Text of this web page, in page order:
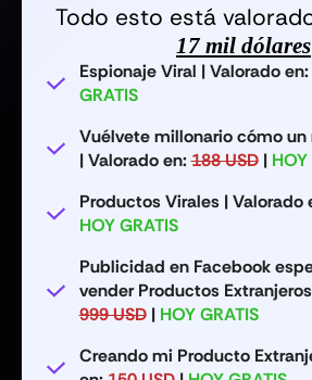
Todo esto está
17 mil dólares
Espionaje Viral | Valorado en:
GRATIS
Vuélvete millonario cómo un
| Valorado en:188 USD| HOY
Productos Virales | Valorado
HOY GRATIS
Publicidad en Facebook
vender Productos
999 USD| HOY GRATIS
Creando mi Producto